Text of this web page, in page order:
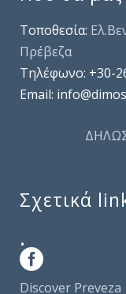
Τοποθεσία:
Πρέβεζα
Τηλέφωνo: +30-
Email:
Σχετικά
.
Discover Preveza